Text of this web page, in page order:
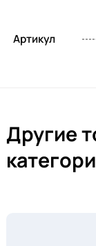
Артикул
Другие